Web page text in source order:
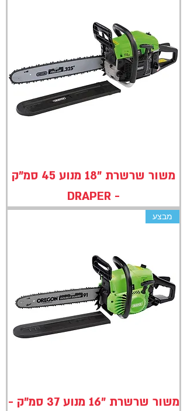
משור שרשרת "18 מנוע 45 סמ"ק
- DRAPER
מבצע
משור שרשרת "16 מנוע 37 סמ"ק -